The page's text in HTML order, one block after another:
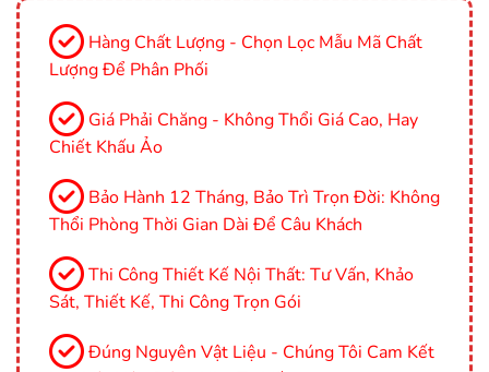
Hàng Chất Lượng - Chọn Lọc Mẫu Mã Chất
Lượng Để Phân Phối
Giá Phải Chăng - Không Thổi Giá Cao, Hay
Chiết Khấu Ảo
Bảo Hành 12 Tháng, Bảo Trì Trọn Đời: Không
Thổi Phòng Thời Gian Dài Để Câu Khách
Thi Công Thiết Kế Nội Thất: Tư Vấn, Khảo
Sát, Thiết Kế, Thi Công Trọn Gói
Đúng Nguyên Vật Liệu - Chúng Tôi Cam Kết